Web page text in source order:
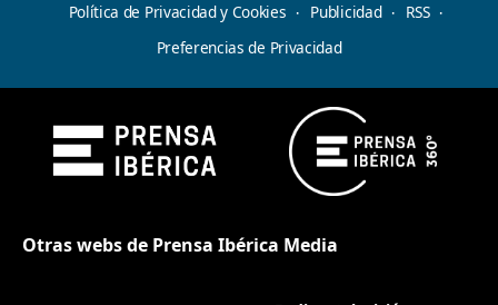
Política de Privacidad y Cookies
Publicidad
RSS
Preferencias de Privacidad
Otras webs de Prensa Ibérica Media